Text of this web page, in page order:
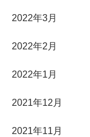
2022年3月
2022年2月
2022年1月
2021年12月
2021年11月